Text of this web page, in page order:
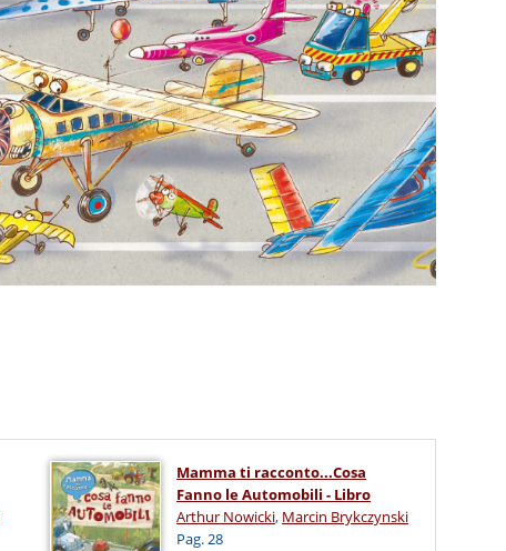
Mamma ti racconto...Cosa
Fanno le Automobili - Libro
Arthur Nowicki, Marcin Brykczynski
Pag. 28